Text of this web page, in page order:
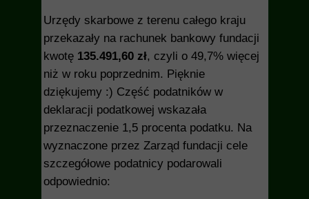
Urzędy skarbowe z terenu całego kraju
przekazały na rachunek bankowy fundacji
kwotę 135.491,60 zł, czyli o 49,7% więcej
niż w roku poprzednim. Pięknie
dziękujemy :) Część podatników w
deklaracji podatkowej wskazała
przeznaczenie 1,5 procenta podatku. Na
wyznaczone przez Zarząd fundacji cele
szczegółowe podatnicy podarowali
odpowiednio: